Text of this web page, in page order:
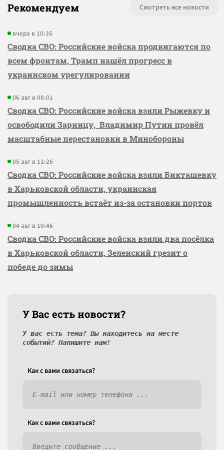
Рекомендуем Смотреть все новости
вчера в 10:35
Сводка СВО: Российские войска продвигаются по
всем фронтам, Трамп нашёл прогресс в
украинском урегулировании
06 авг в 08:01
Сводка СВО: Российские войска взяли Рыжевку и
освободили Зарницу, Владимир Путин провёл
масштабные перестановки в Минобороны
05 авг в 11:26
Сводка СВО: Российские войска взяли Бикташевку
в Харьковской области, украинская
промышленность встаёт из-за остановки портов
04 авг в 10:46
Сводка СВО: Российские войска взяли два посёлка
в Харьковской области, Зеленский грезит о
победе до зимы
У Вас есть новости?
У вас есть тема? Вы находитесь на месте
событий? Напишите нам!
Как c вами связаться?
Как c вами связаться?